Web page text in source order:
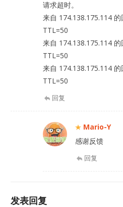
请求超时。
来自 174.138.175.114
TTL=50
来自 174.138.175.114
TTL=50
来自 174.138.175.114
TTL=50
回复
Mario-Y
感谢反馈
回复
发表回复